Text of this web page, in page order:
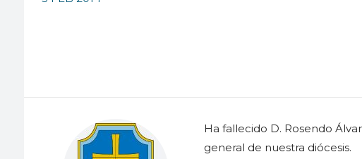
Ha fallecido D. Rosendo
general de nuestra diócesis.